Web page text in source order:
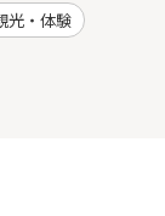
光・体験